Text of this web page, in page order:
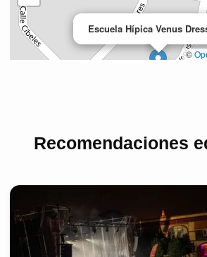
Recomendaciones